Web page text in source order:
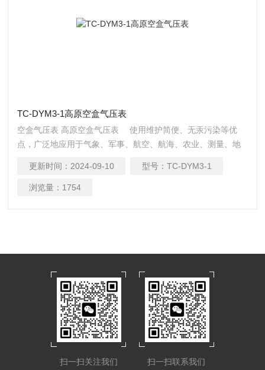
TC-DYM3-1高原空盒气压表
空盒气压表 高原空盒气压表 使用维护简便、无汞污染等优
点，广泛地应用于气象、军事、航空、航海、农业、测量、地
更新时间： 2024-09-10 型号： TC-DYM3-1
浏览量： 1754
扫一扫关注我们 扫一扫联系我们